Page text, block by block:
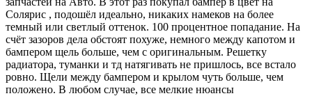
Солярис , подошёл идеально, никаких намеков на более
темный или светлый оттенок. 100 процентное попадание. На
счёт зазоров дела обстоят похуже, немного между капотом и
бампером щель больше, чем с оригинальным. Решетку
радиатора, туманки и тд натягивать не пришлось, все встало
ровно. Щели между бампером и крылом чуть больше, чем
положено. В любом случае, все мелкие нюансы